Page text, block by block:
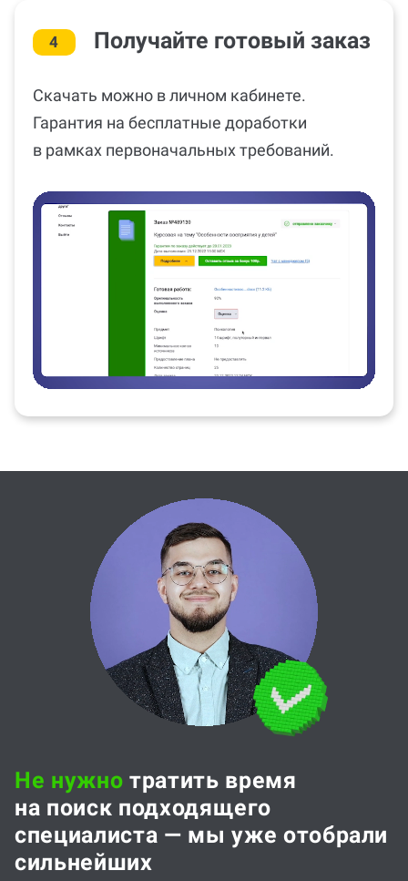
4 Получайте готовый заказ
Скачать можно в личном кабинете.
Гарантия на бесплатные доработки
в рамках первоначальных требований.
Не нужно тратить время
на поиск подходящего
специалиста — мы уже отобрали
сильнейших